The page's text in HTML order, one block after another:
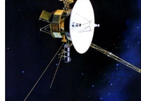
Type and hit enter